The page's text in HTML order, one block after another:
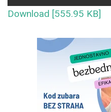
Download [555.95 KB]